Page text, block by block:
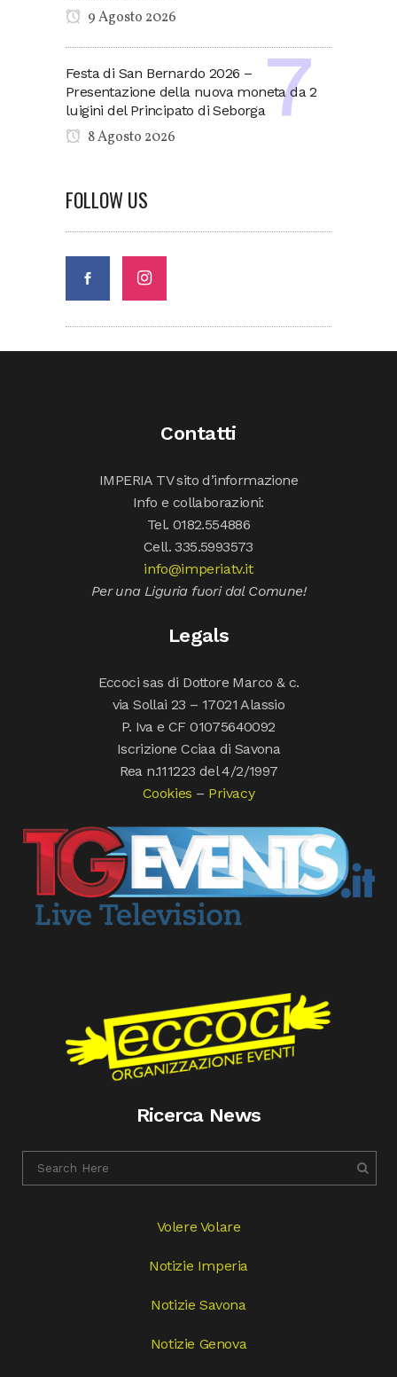
9 Agosto 2026
Festa di San Bernardo 2026 –
Presentazione della nuova moneta da 2
luigini del Principato di Seborga
8 Agosto 2026
FOLLOW US
Contatti
IMPERIA TV sito d’informazione
Info e collaborazioni:
Tel. 0182.554886
Cell. 335.5993573
info@imperiatv.it
Per una Liguria fuori dal Comune!
Legals
Eccoci sas di Dottore Marco & c.
via Sollai 23 – 17021 Alassio
P. Iva e CF 01075640092
Iscrizione Cciaa di Savona
Rea n.111223 del 4/2/1997
Cookies – Privacy
Ricerca News
Volere Volare
Notizie Imperia
Notizie Savona
Notizie Genova